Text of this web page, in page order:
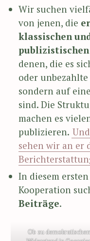
Wir suchen
von jenen, die
klassischen
denen, die es
oder
sondern auf
sind. Die
machen es
publizieren.
sehen wir an er
In diesem
Kooperation
Beiträge.
Ob zu